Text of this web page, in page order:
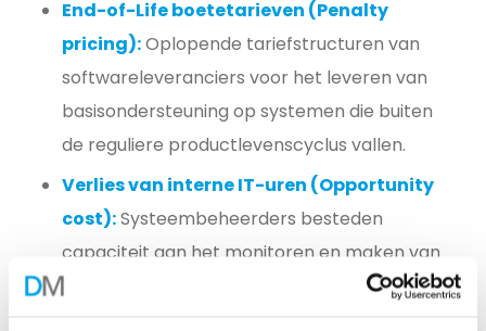
End-of-Life boetetarieven (Penalty
pricing):Oplopende tariefstructuren van
softwareleveranciers voor het leveren van
basisondersteuning op systemen die buiten
de reguliere productlevenscyclus vallen.
Verlies van interne IT-uren (Opportunity
cost):Systeembeheerders besteden
capaciteit aan het monitoren en maken van
back-ups van systemen die geen deel meer